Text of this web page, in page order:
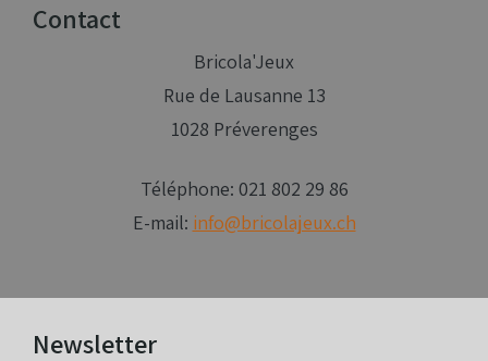
Contact
Bricola'Jeux
Rue de Lausanne 13
1028 Préverenges
Téléphone: 021 802 29 86
E-mail: info@bricolajeux.ch
Newsletter